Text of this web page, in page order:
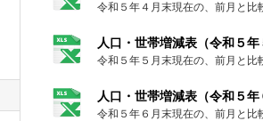
令和５年４月末現在の、前月と比
人口・世帯増減表（令和５年
令和５年５月末現在の、前月と比
人口・世帯増減表（令和５年
令和５年６月末現在の、前月と比